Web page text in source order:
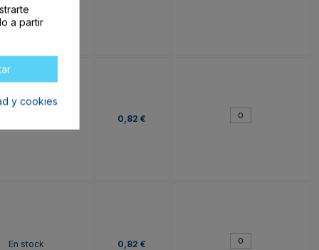
0,82 €
En stock 0,82 €
a partir
y cookies